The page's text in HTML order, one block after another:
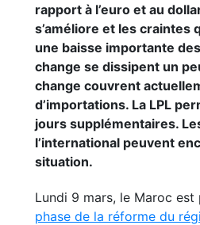
rapport à l’euro et au
s’améliore et les craintes
une baisse importante
change se dissipent un
change couvrent
d’importations. La LPL
jours supplémentaires.
l’international peuvent
situation.
Lundi 9 mars, le Maroc est
phase de la réforme du